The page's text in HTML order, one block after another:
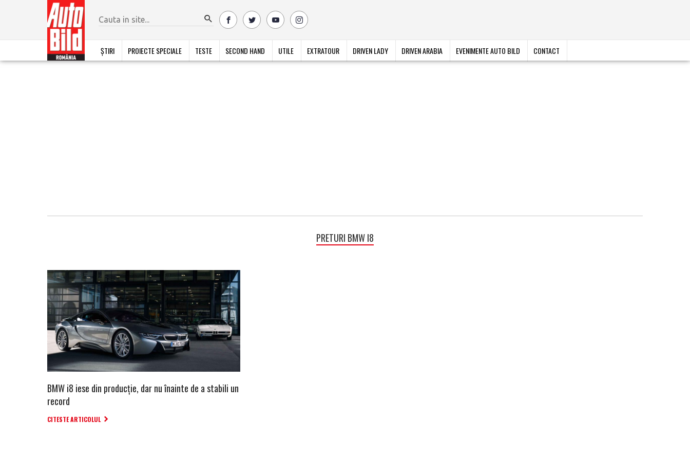
ȘTIRI PROIECTE SPECIALE TESTE SECOND HAND UTILE EXTRATOUR DRIVEN LADY DRIVEN ARABIA EVENIMENTE AUTO BILD CONTACT
PRETURI BMW I8
BMW i8 iese din producție, dar nu înainte de a stabili un
record
CITESTE ARTICOLUL